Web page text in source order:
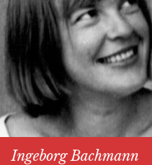
Ingeborg Bachmann